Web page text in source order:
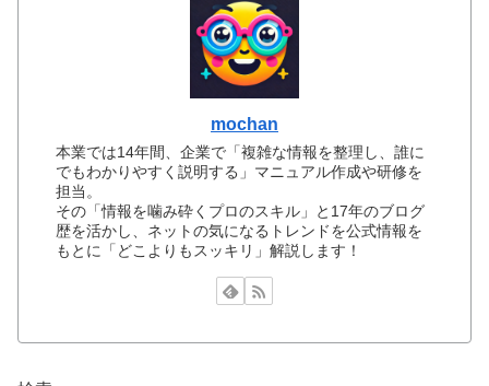
mochan
本業では14年間、企業で「複雑な情報を整理し、誰に
でもわかりやすく説明する」マニュアル作成や研修を
担当。
その「情報を噛み砕くプロのスキル」と17年のブログ
歴を活かし、ネットの気になるトレンドを公式情報を
もとに「どこよりもスッキリ」解説します！